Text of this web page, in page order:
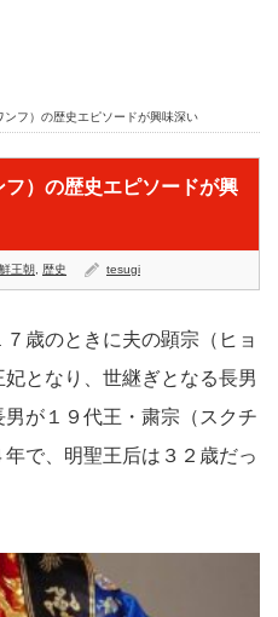
ンフ）の歴史エピソードが興味深い
）の歴史エピソードが興
王朝 歴史 tesugi
歳のときに夫の顕宗（ヒョ
となり、世継ぎとなる長男
が１９代王・粛宗（スクチ
で、明聖王后は３２歳だっ